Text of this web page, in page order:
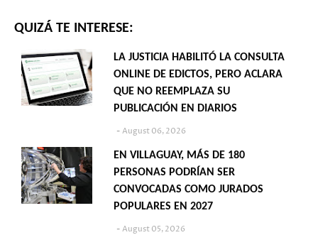
QUIZÁ TE INTERESE:
LA JUSTICIA HABILITÓ LA CONSULTA
ONLINE DE EDICTOS, PERO ACLARA
QUE NO REEMPLAZA SU
PUBLICACIÓN EN DIARIOS
August 06, 2026
EN VILLAGUAY, MÁS DE 180
PERSONAS PODRÍAN SER
CONVOCADAS COMO JURADOS
POPULARES EN 2027
August 05, 2026